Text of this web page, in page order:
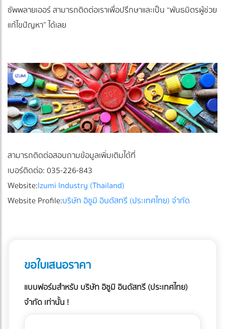
ซัพพลายเออร์ สามารถติดต่อเราเพื่อปรึกษาและเป็น “พันธมิตรผู้ช่วย
แก้ไขปัญหา” ได้เลย
สามารถติดต่อสอบถามข้อมูลเพิ่มเติมได้ที่
เบอร์ติดต่อ: 035-226-843
Website:Izumi Industry (Thailand)
Website Profile:บริษัท อิซูมิ อินดัสทรี (ประเทศไทย) จำกัด
ขอใบเสนอราคา
แบบฟอร์มสำหรับ บริษัท อิซูมิ อินดัสทรี (ประเทศไทย)
จำกัด เท่านั้น !